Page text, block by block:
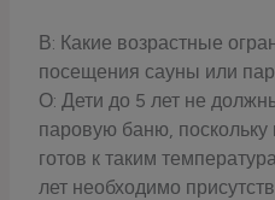
В: Какие возрастные
посещения сауны или
О: Дети до 5 лет не
паровую баню,
готов к таким
лет необходимо